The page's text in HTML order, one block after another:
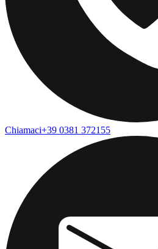
Chiamaci+39 0381 372155